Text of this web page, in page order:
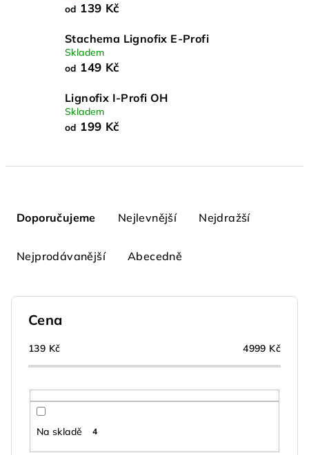
od 139 Kč
Stachema Lignofix E-Profi
Skladem
od 149 Kč
Lignofix I-Profi OH
Skladem
od 199 Kč
Doporučujeme Nejlevnější Nejdražší
Nejprodávanější Abecedně
Cena
139 Kč 4999 Kč
Na skladě 4